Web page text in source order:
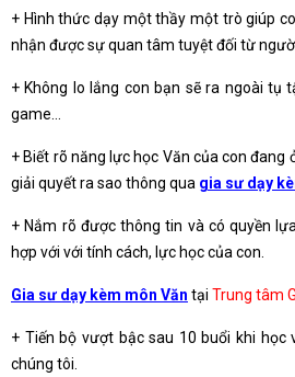
+ Hình thức dạy một thầy một trò giúp
nhận được sự quan tâm tuyệt đối từ
+ Không lo lắng con bạn sẽ ra ngoài tụ
game…
+ Biết rõ năng lực học Văn của con
giải quyết ra sao thông qua gia sư dạy
+ Nắm rõ được thông tin và có quyền
hợp với với tính cách, lực học của con.
Gia sư dạy kèm môn Văn tại Trung tâm
+ Tiến bộ vượt bậc sau 10 buổi khi học
chúng tôi.